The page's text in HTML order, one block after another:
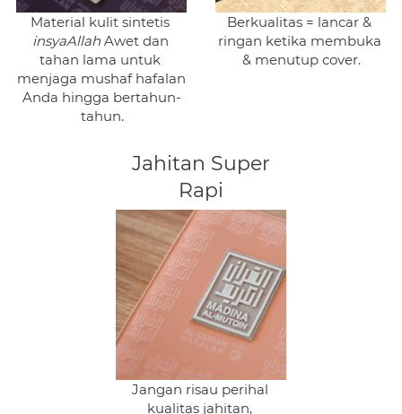
insyaAllah Awet dan
tahan lama untuk
menjaga mushaf hafalan
Anda hingga bertahun-
tahun.
Berkualitas = lancar &
ringan ketika membuka
& menutup cover.
Jahitan Super
Rapi
Jangan risau perihal